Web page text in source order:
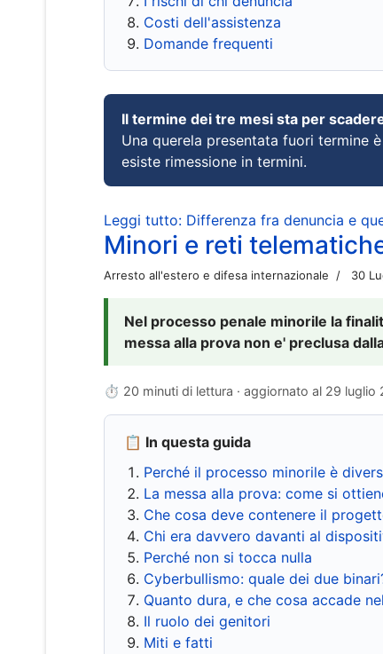
Costi dell'assistenza
Domande frequenti
Il termine dei tre mesi sta per
Una querela presentata fuori termine
esiste rimessione in termini.
Leggi tutto: Differenza fra denuncia e
Minori e reti
Arresto all'estero e difesa internazionale 30
Nel processo penale minorile la
messa alla prova non e' preclusa
⏱ 20 minuti di lettura · aggiornato al 29 luglio
📋 In questa guida
Perché il processo minorile è
La messa alla prova: come si
Che cosa deve contenere il
Chi era davvero davanti al
Perché non si tocca nulla
Cyberbullismo: quale dei due
Quanto dura, e che cosa accade
Il ruolo dei genitori
Miti e fatti